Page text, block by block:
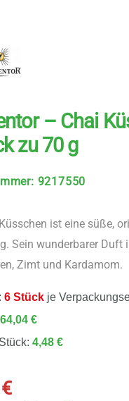
– Chai
zu 70 g
: 9217550
ist eine süße,
Sein wunderbarer Duft
Zimt und Kardamom.
6 Stück je
64,04 €
4,48 €
€